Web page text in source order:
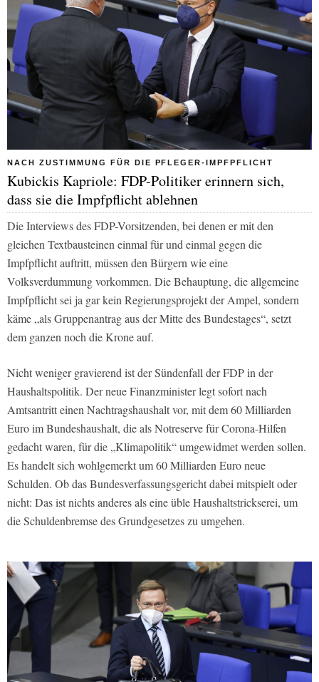
NACH ZUSTIMMUNG FÜR DIE PFLEGER-IMPFPFLICHT
Kubickis Kapriole: FDP-Politiker erinnern sich,
dass sie die Impfpflicht ablehnen
Die Interviews des FDP-Vorsitzenden, bei denen er mit den
gleichen Textbausteinen einmal für und einmal gegen die
Impfpflicht auftritt, müssen den Bürgern wie eine
Volksverdummung vorkommen. Die Behauptung, die allgemeine
Impfpflicht sei ja gar kein Regierungsprojekt der Ampel, sondern
käme „als Gruppenantrag aus der Mitte des Bundestages“, setzt
dem ganzen noch die Krone auf.
Nicht weniger gravierend ist der Sündenfall der FDP in der
Haushaltspolitik. Der neue Finanzminister legt sofort nach
Amtsantritt einen Nachtragshaushalt vor, mit dem 60 Milliarden
Euro im Bundeshaushalt, die als Notreserve für Corona-Hilfen
gedacht waren, für die „Klimapolitik“ umgewidmet werden sollen.
Es handelt sich wohlgemerkt um 60 Milliarden Euro neue
Schulden. Ob das Bundesverfassungsgericht dabei mitspielt oder
nicht: Das ist nichts anderes als eine üble Haushaltstrickserei, um
die Schuldenbremse des Grundgesetzes zu umgehen.